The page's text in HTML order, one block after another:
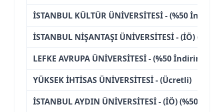
İSTANBUL KÜLTÜR ÜNİVERSİTESİ - (%50
İSTANBUL NİŞANTAŞI ÜNİVERSİTESİ - (İÖ)
LEFKE AVRUPA ÜNİVERSİTESİ - (%50 İndirimli)
YÜKSEK İHTİSAS ÜNİVERSİTESİ - (Ücretli)
İSTANBUL AYDIN ÜNİVERSİTESİ - (İÖ) (%50